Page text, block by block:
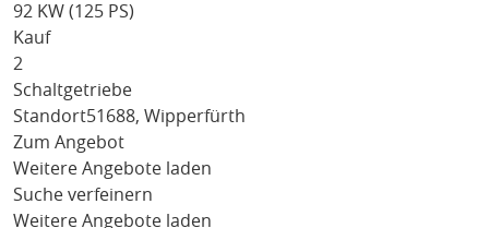
92 KW (125 PS)
Kauf
2
Schaltgetriebe
Standort51688, Wipperfürth
Zum Angebot
Weitere Angebote laden
Suche verfeinern
Weitere Angebote laden